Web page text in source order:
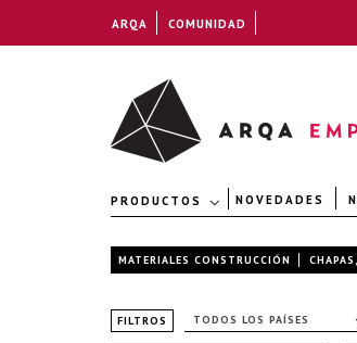
PRODUCTOS NOVEDADES
MATERIALES CONSTRUCCIÓN
FILTROS TODOS LOS PAÍSES
ARQA COMUNIDAD